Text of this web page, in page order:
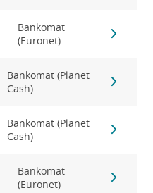
Bankomat
(Euronet)
Bankomat (Planet
Cash)
Bankomat (Planet
Cash)
Bankomat
(Euronet)